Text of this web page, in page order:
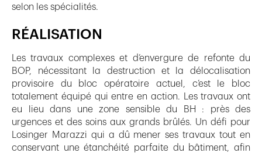
selon les spécialités.
RÉALISATION
Les travaux complexes et d’envergure de refonte du
BOP, nécessitant la destruction et la délocalisation
provisoire du bloc opératoire actuel, c’est le bloc
totalement équipé qui entre en action. Les travaux ont
eu lieu dans une zone sensible du BH : près des
urgences et des soins aux grands brûlés. Un défi pour
Losinger Marazzi qui a dû mener ses travaux tout en
conservant une étanchéité parfaite du bâtiment, afin